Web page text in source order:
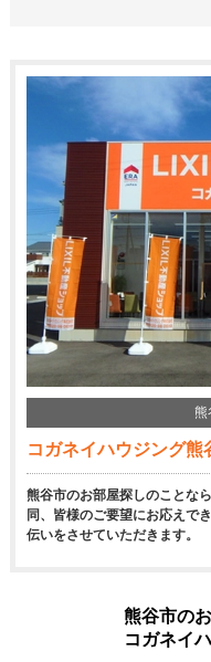
熊
コガネイハウジング熊
熊谷市のお部屋探しのことな
同、皆様のご要望にお応えで
伝いをさせていただきます。
熊谷市の
コガネイ